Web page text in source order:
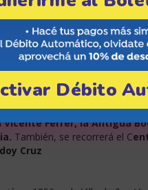
luego llamada Belgrano y
que
Aquí, la historiadora Mg.
y el contexto social de su
Histórico, acompañado
el circuito incluye espacios
Vicente Ferrer, la Antigua
También, se recorrerá el C
Cruz
Débito